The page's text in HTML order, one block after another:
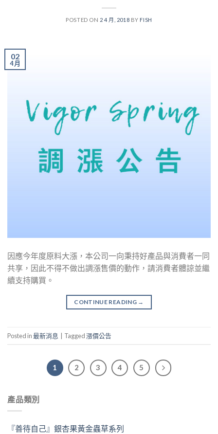
POSTED ON 2 4 月, 2018 BY FISH
02
4 月
因應今年度原料大漲，本公司一向秉持好產品與消費者一同
共享，因此不得不做出調漲售價的動作，請消費者體諒並繼
續支持購買。
CONTINUE READING →
Posted in最新消息 | Tagged漲價公告
1 2 3 4 5
產品類別
『善待自己』銀杏果黃金蟲草系列